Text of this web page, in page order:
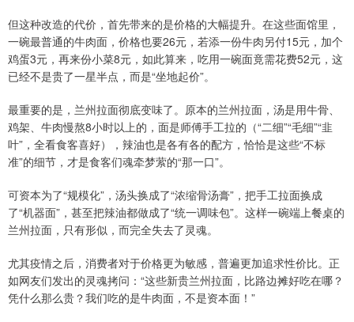
但这种改造的代价，首先带来的是价格的大幅提升。在这些面馆里，
一碗最普通的牛肉面，价格也要26元，若添一份牛肉另付15元，加个
鸡蛋3元，再来份小菜8元，如此算来，吃用一碗面竟需花费52元，这
已经不是贵了一星半点，而是“坐地起价”。
最重要的是，兰州拉面彻底变味了。原本的兰州拉面，汤是用牛骨、
鸡架、牛肉慢熬8小时以上的，面是师傅手工拉的（“二细”“毛细”“韭
叶”，全看食客喜好），辣油也是各有各的配方，恰恰是这些“不标
准”的细节，才是食客们魂牵梦萦的“那一口”。
可资本为了“规模化”，汤头换成了“浓缩骨汤膏”，把手工拉面换成
了“机器面”，甚至把辣油都做成了“统一调味包”。这样一碗端上餐桌的
兰州拉面，只有形似，而完全失去了灵魂。
尤其疫情之后，消费者对于价格更为敏感，普遍更加追求性价比。正
如网友们发出的灵魂拷问：“这些新贵兰州拉面，比路边摊好吃在哪？
凭什么那么贵？我们吃的是牛肉面，不是资本面！”